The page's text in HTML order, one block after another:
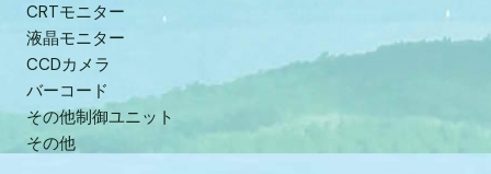
CRTモニター
液晶モニター
CCDカメラ
バーコード
その他制御ユニット
その他